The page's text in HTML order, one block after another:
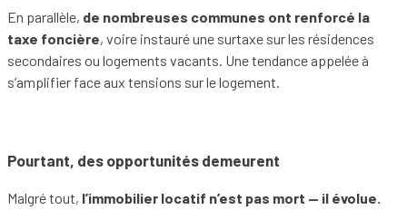
En parallèle, de nombreuses communes ont renforcé la
taxe foncière, voire instauré une surtaxe sur les résidences
secondaires ou logements vacants. Une tendance appelée à
s’amplifier face aux tensions sur le logement.
Pourtant, des opportunités demeurent
Malgré tout, l’immobilier locatif n’est pas mort — il évolue.